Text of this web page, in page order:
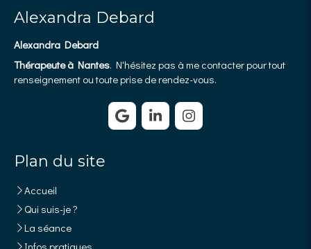
Alexandra Debard
Alexandra Debard
Thérapeute à Nantes. N'hésitez pas à me contacter pour tout
renseignement ou toute prise de rendez-vous.
Plan du site
Accueil
Qui suis-je ?
La séance
Infos pratiques